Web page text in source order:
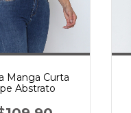
Manga Curta
Abstrato